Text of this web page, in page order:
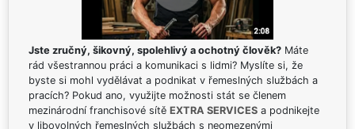
Jste zručný, šikovný, spolehlivý a ochotný člověk? Máte
rád všestrannou práci a komunikaci s lidmi? Myslíte si, že
byste si mohl vydělávat a podnikat v řemeslných službách a
pracích? Pokud ano, využijte možnosti stát se členem
mezinárodní franchisové sítě EXTRA SERVICES a podnikejte
v libovolných řemeslných službách s neomezenými